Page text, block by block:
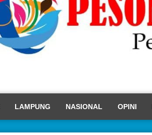
LAMPUNG NASIONAL OPINI